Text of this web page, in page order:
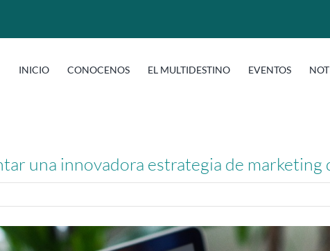
INICIO CONOCENOS EL MULTIDESTINO EVENTOS
una innovadora estrategia de